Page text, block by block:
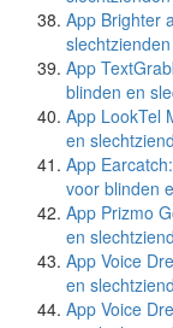
App Brighter
slechtzienden
App
blinden en
App LookTel
en
App
voor blinden
App Prizmo
en
App Voice
en
App Voice